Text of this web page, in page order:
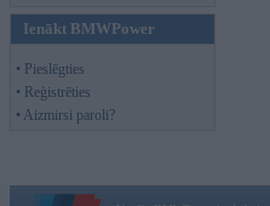
Ienākt BMWPower
• Pieslēgties
• Reģistrēties
• Aizmirsi paroli?